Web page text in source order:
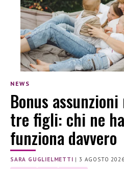
NEWS
Bonus
tre figli: chi ne
funziona davvero
SARA GUGLIELMETTI |3 AGOSTO 2026